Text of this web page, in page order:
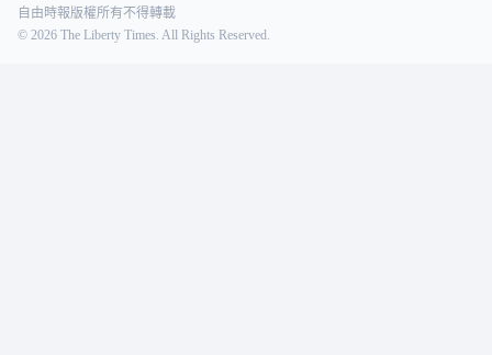
自由時報版權所有不得轉載
© 2026 The Liberty Times. All Rights Reserved.